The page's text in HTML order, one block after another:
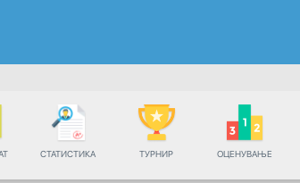
СТАТИСТИКА ТУРНИР ОЦЕНУВАЊЕ